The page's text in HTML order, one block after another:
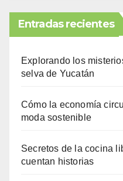
Entradas recientes
Explorando los
selva de Yucatán
Cómo la economía
moda sostenible
Secretos de la cocina
cuentan historias